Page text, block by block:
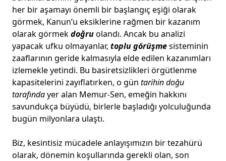
her bir aşamayı önemli bir başlangıç eşiği olarak
görmek, Kanun’u eksiklerine rağmen bir kazanım
olarak görmekdoğruolandı. Ancak bu analizi
yapacak ufku olmayanlar, toplu görüşmesisteminin
zaaflarının geride kalmasıyla elde edilen kazanımları
izlemekle yetindi. Bu basiretsizlikleri örgütlenme
kapasitelerini zayıflatırken, o gün tarihin doğu
tarafındayer alan Memur-Sen, emeğin hakkını
savundukça büyüdü, birlerle başladığı yolculuğunda
bugün milyonlara ulaştı.
Biz, kesintisiz mücadele anlayışımızın bir tezahürü
olarak, dönemin koşullarında gerekli olan, son